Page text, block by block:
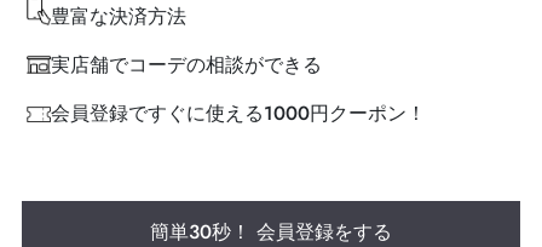
豊富な決済方法
実店舗でコーデの相談ができる
会員登録ですぐに使える1000円クーポン！
簡単30秒！ 会員登録をする